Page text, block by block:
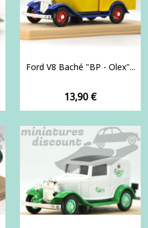
Ford V8 Baché "BP - Olex"...
Prix
13,90 €